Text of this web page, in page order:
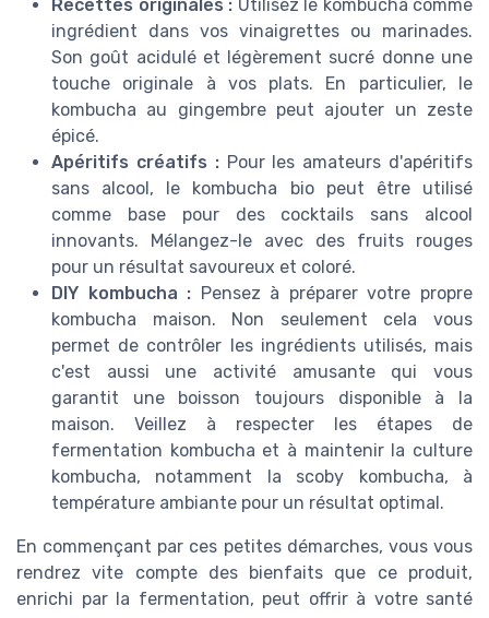
Recettes originales : Utilisez le kombucha comme
ingrédient dans vos vinaigrettes ou marinades.
Son goût acidulé et légèrement sucré donne une
touche originale à vos plats. En particulier, le
kombucha au gingembre peut ajouter un zeste
épicé.
Apéritifs créatifs :Pour les amateurs d'apéritifs
sans alcool, le kombucha bio peut être utilisé
comme base pour des cocktails sans alcool
innovants. Mélangez-le avec des fruits rouges
pour un résultat savoureux et coloré.
DIY kombucha : Pensez à préparer votre propre
kombucha maison. Non seulement cela vous
permet de contrôler les ingrédients utilisés, mais
c'est aussi une activité amusante qui vous
garantit une boisson toujours disponible à la
maison. Veillez à respecter les étapes de
fermentation kombucha et à maintenir la culture
kombucha, notamment la scoby kombucha, à
température ambiante pour un résultat optimal.
En commençant par ces petites démarches, vous vous
rendrez vite compte des bienfaits que ce produit,
enrichi par la fermentation, peut offrir à votre santé